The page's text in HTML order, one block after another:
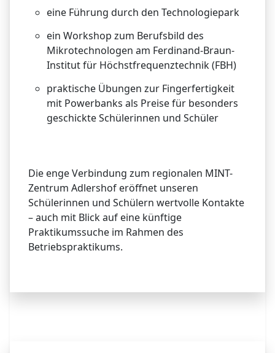
eine Führung durch den Technologiepark
ein Workshop zum Berufsbild des
Mikrotechnologen am Ferdinand-Braun-
Institut für Höchstfrequenztechnik (FBH)
praktische Übungen zur Fingerfertigkeit
mit Powerbanks als Preise für besonders
geschickte Schülerinnen und Schüler
Die enge Verbindung zum regionalen MINT-
Zentrum Adlershof eröffnet unseren
Schülerinnen und Schülern wertvolle Kontakte
– auch mit Blick auf eine künftige
Praktikumssuche im Rahmen des
Betriebspraktikums.